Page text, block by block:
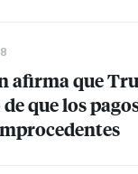
afirma que
que los